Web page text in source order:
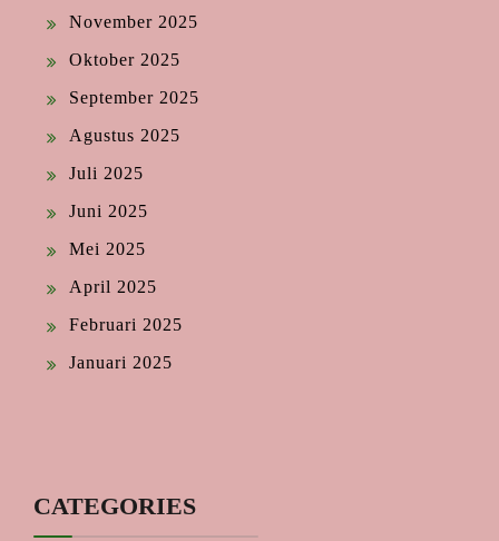
November 2025
Oktober 2025
September 2025
Agustus 2025
Juli 2025
Juni 2025
Mei 2025
April 2025
Februari 2025
Januari 2025
CATEGORIES